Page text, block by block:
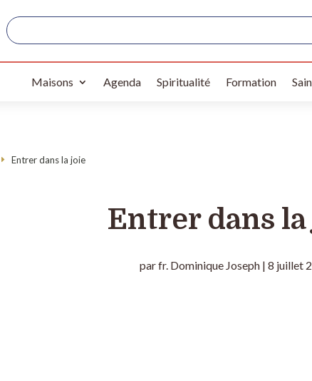
Maisons Agenda Spiritualité Formation
Entrer dans la joie
Entrer dans la
parfr. Dominique Joseph| 8 juillet